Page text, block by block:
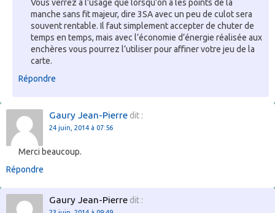
Vous verrez à l’usage que lorsqu’on a les points de la
manche sans fit majeur, dire 3SA avec un peu de culot sera
souvent rentable. Il faut simplement accepter de chuter de
temps en temps, mais avec l’économie d’énergie réalisée aux
enchères vous pourrez l’utiliser pour affiner votre jeu de la
carte.
Répondre
Gaury Jean-Pierre dit :
24 juin, 2014 à 07:56
Merci beaucoup.
Répondre
Gaury Jean-Pierre dit :